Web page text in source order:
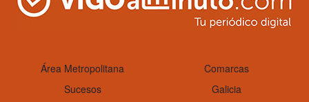
Área Metropolitana
Comarcas
Sucesos
Galicia